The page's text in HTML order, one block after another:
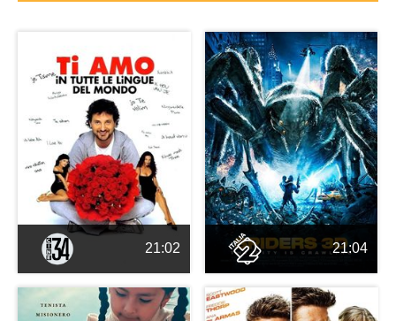
21:02 21:04